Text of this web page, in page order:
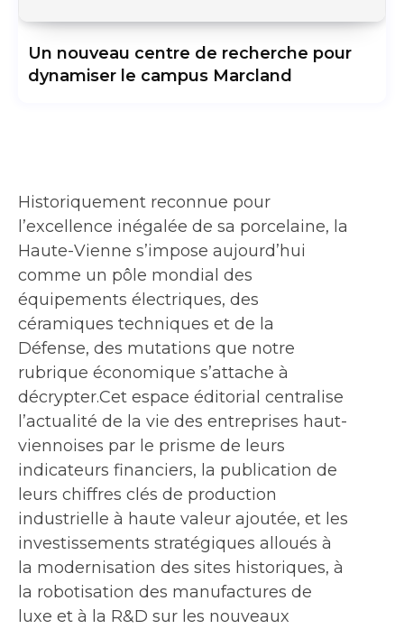
Un nouveau centre de recherche pour
dynamiser le campus Marcland
Historiquement reconnue pour
l’excellence inégalée de sa porcelaine, la
Haute-Vienne s’impose aujourd’hui
comme un pôle mondial des
équipements électriques, des
céramiques techniques et de la
Défense, des mutations que notre
rubrique économique s’attache à
décrypter.Cet espace éditorial centralise
l’actualité de la vie des entreprises haut-
viennoises par le prisme de leurs
indicateurs financiers, la publication de
leurs chiffres clés de production
industrielle à haute valeur ajoutée, et les
investissements stratégiques alloués à
la modernisation des sites historiques, à
la robotisation des manufactures de
luxe et à la R&D sur les nouveaux